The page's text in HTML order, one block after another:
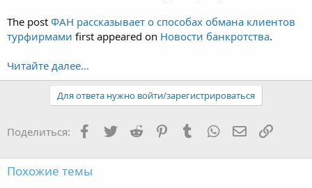
The post ФАН рассказывает о способах обмана клиентов
турфирмами first appeared on Новости банкротства.
Читайте далее...
Для ответа нужно войти/зарегистрироваться
Поделиться: Facebook
TwitterReddit PinterestTumblr WhatsApp Ссылка
Похожие темы